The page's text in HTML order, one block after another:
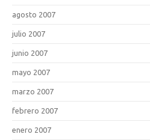
agosto 2007
julio 2007
junio 2007
mayo 2007
marzo 2007
febrero 2007
enero 2007